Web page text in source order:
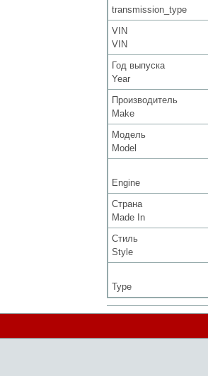
transmission_type
VIN
VIN
Год выпуска
Year
Производитель
Make
Модель
Model
Engine
Страна
Made In
Стиль
Style
Type